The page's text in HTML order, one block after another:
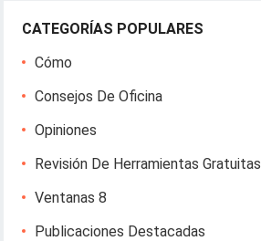
CATEGORÍAS POPULARES
Cómo
Consejos De Oficina
Opiniones
Revisión De Herramientas Gratuitas
Ventanas 8
Publicaciones Destacadas